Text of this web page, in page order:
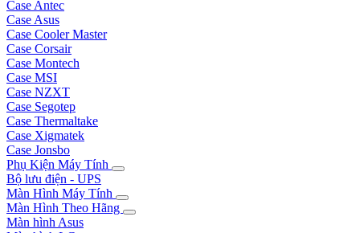
Case Antec
Case Asus
Case Cooler Master
Case Corsair
Case Montech
Case MSI
Case NZXT
Case Segotep
Case Thermaltake
Case Xigmatek
Case Jonsbo
Phụ Kiện Máy Tính
Bộ lưu điện - UPS
Màn Hình Máy Tính
Màn Hình Theo Hãng
Màn hình Asus